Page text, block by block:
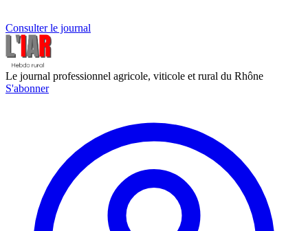
Consulter le journal
Le journal professionnel agricole, viticole et rural du Rhône
S'abonner